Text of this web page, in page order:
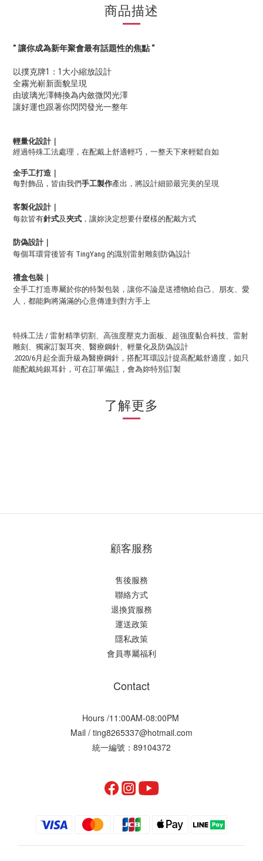
商品描述
” 讓你成為新年聚會最有話題性的焦點 “
以撲克牌1：1大小縮放設計
全霧光嶄新面貌呈現
由玻璃光澤轉換為內斂微閃光澤
讓好運也跟著你閃閃發光一整年
輕量化設計｜
經過特殊工法處理，在配戴上舒適輕巧，一整天下來輕鬆自如
全手工打造
每對飾品，皆由我們手工製作產出，將設計細節最完美的呈現
客製化設計｜
每款皆有針式及夾式 ，讓妳決定想要什麼樣的配戴方式
防偽設計｜
每個耳環背後皆有 TingYang 的識別雷射雕刻防偽設計
禮盒包裝｜
全手工打造專屬於你的特製包裝，讓你不論是送禮物給自己、朋友、愛
人，都能夠將滿滿的心意傳達到對方手上
特殊工法 / 雷射精準切割、高強度壓克力面板、超強度黏合科技、雷射
雕刻、獨家訂製耳夾、醫療鋼針、輕量化及 防偽設計
.2020/6月起全面升級為醫療鋼針，搭配耳環設計提高配戴舒適度，如只
能配戴純銀耳針，可在訂單備註，會為妳特別訂製
了解更多
顧客服務
售後服務
聯絡方式
退換貨服務
運送政策
隱私政策
會員專屬福利
Contact
Hours /11:00AM-08:00PM
Mail / ting8265337@hotmail.com
統一編號：89104372